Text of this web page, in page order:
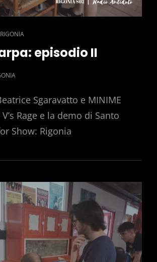
RIGONIA
episodio II
Sgaravatto e MINIME
V’s Rage e la demo di Santo
Show: Rigonia